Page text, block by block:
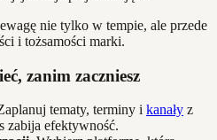
nie tylko w tempie, ale przede
i tożsamości marki.
zanim zaczniesz
tematy, terminy i kanały z
zabija efektywność.